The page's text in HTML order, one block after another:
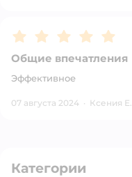
Рейтинг:5
Общие впечатления
Эффективное
07 августа 2024 · Ксения Е.
Категории